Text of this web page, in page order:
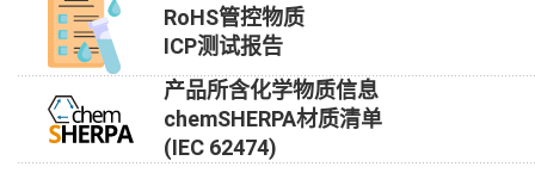
RoHS管控物质
ICP测试报告
产品所含化学物质信息
chemSHERPA材质清单
(IEC 62474)